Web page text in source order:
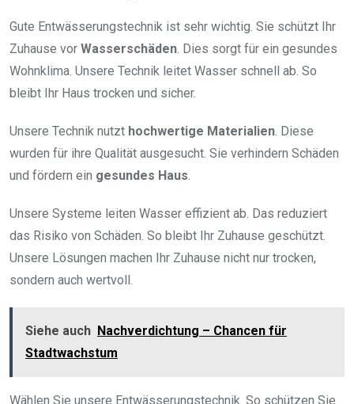
Gute Entwässerungstechnik ist sehr wichtig. Sie schützt Ihr
Zuhause vor Wasserschäden . Dies sorgt für ein gesundes
Wohnklima. Unsere Technik leitet Wasser schnell ab. So
bleibt Ihr Haus trocken und sicher.
Unsere Technik nutzt hochwertige Materialien . Diese
wurden für ihre Qualität ausgesucht. Sie verhindern Schäden
und fördern ein gesundes Haus
Unsere Systeme leiten Wasser effizient ab. Das reduziert
das Risiko von Schäden. So bleibt Ihr Zuhause geschützt.
Unsere Lösungen machen Ihr Zuhause nicht nur trocken,
sondern auch wertvoll.
Siehe auch Nachverdichtung – Chancen für
Stadtwachstum
Wählen Sie unsere Entwässerungstechnik. So schützen Sie